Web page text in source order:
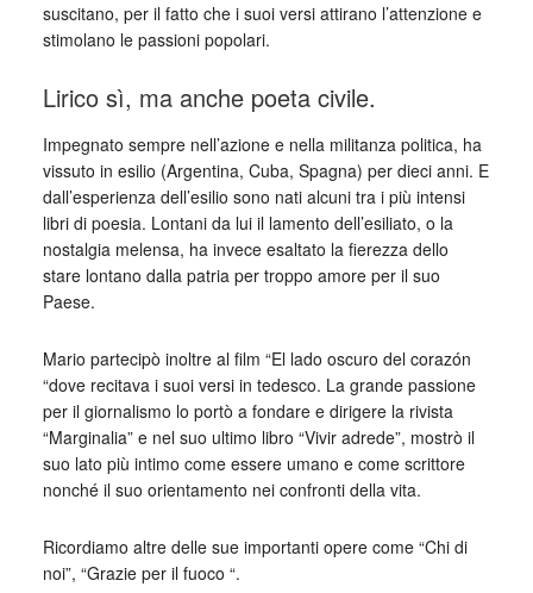
suscitano, per il fatto che i suoi versi attirano l’attenzione e
stimolano le passioni popolari.
Lirico sì, ma anche poeta civile.
Impegnato sempre nell’azione e nella militanza politica, ha
vissuto in esilio (Argentina, Cuba, Spagna) per dieci anni. E
dall’esperienza dell’esilio sono nati alcuni tra i più intensi
libri di poesia. Lontani da lui il lamento dell’esiliato, o la
nostalgia melensa, ha invece esaltato la fierezza dello
stare lontano dalla patria per troppo amore per il suo
Paese.
Mario partecipò inoltre al film “El lado oscuro del corazón
“dove recitava i suoi versi in tedesco. La grande passione
per il giornalismo lo portò a fondare e dirigere la rivista
“Marginalia” e nel suo ultimo libro “Vivir adrede”, mostrò il
suo lato più intimo come essere umano e come scrittore
nonché il suo orientamento nei confronti della vita.
Ricordiamo altre delle sue importanti opere come “Chi di
noi”, “Grazie per il fuoco “.